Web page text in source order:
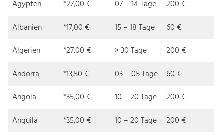
Ägypten
*27,00 € 07 – 14 Tage
200 €
Albanien
*17,00 € 15 – 18 Tage
60 €
Algerien
*27,00 € > 30 Tage
200 €
Andorra
*13,50 € 03 – 05 Tage
60 €
Angola
*35,00 € 10 – 20 Tage
200 €
Anguila
*35,00 € 10 – 20 Tage
200 €